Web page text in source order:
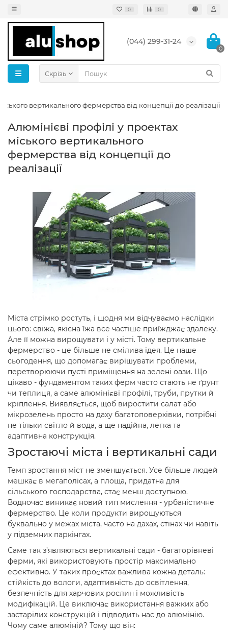
0 0
(044) 299-31-24
0
Скрізь
вертикального фермерства від концепції до реалізації
Алюмінієві профілі у проектах
міського вертикального
фермерства від концепції до
реалізації
Міста стрімко ростуть, і щодня ми відчуваємо наслідки
цього: свіжа, якісна їжа все частіше приїжджає здалеку.
Але її можна вирощувати і у місті. Тому вертикальне
фермерство - це більше не смілива ідея. Це наше
сьогодення, що допомагає вирішувати проблеми,
перетворюючи пусті приміщення на зелені оази. Що
цікаво - фундаментом таких ферм часто стають не ґрунт
чи теплиця, а саме алюмінієві профілі, труби, прутки й
кріплення. Виявляється, щоб виростити салат або
мікрозелень просто на даху багатоповерхівки, потрібні
не тільки світло й вода, а ще надійна, легка та
адаптивна конструкція.
Зростаючі міста і вертикальні сади
Темп зростання міст не зменшується. Усе більше людей
мешкає в мегаполісах, а площа, придатна для
сільського господарства, стає менш доступною.
Водночас виникає новий тип мислення - урбаністичне
фермерство. Це коли продукти вирощуються
буквально у межах міста, часто на дахах, стінах чи навіть
у підземних паркінгах.
Саме так з’являються вертикальні сади - багаторівневі
ферми, які використовують простір максимально
ефективно. У таких проєктах важлива кожна деталь:
стійкість до вологи, адаптивність до освітлення,
безпечність для харчових рослин і можливість
модифікацій. Це виключає використання важких або
застарілих конструкцій і підводить нас до алюмінію.
Чому саме алюміній? Тому що він: